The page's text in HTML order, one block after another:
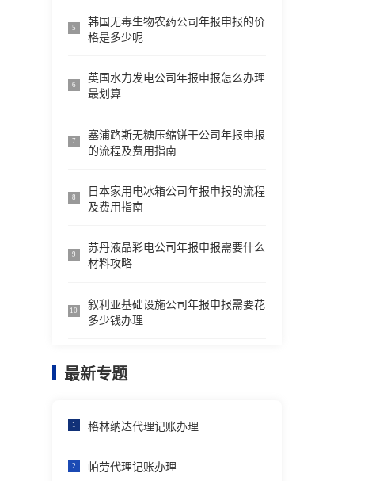
5
韩国无毒生物农药公司年报申报的价
格是多少呢
6
英国水力发电公司年报申报怎么办理
最划算
7
塞浦路斯无糖压缩饼干公司年报申报
的流程及费用指南
8
日本家用电冰箱公司年报申报的流程
及费用指南
9
苏丹液晶彩电公司年报申报需要什么
材料攻略
10
叙利亚基础设施公司年报申报需要花
多少钱办理
最新专题
1 格林纳达代理记账办理
2 帕劳代理记账办理